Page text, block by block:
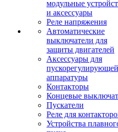
модульные
и аксессуары
Реле напряжения
Автоматические
выключатели для
защиты двигателей
Аксессуары для
пускорегулирующей
аппаратуры
Контакторы
Концевые
Пускатели
Реле для
Устройства